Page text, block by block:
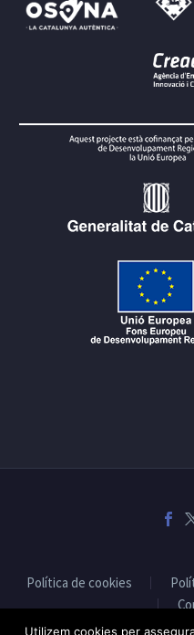
Política de cookies
Utilizem cookies per